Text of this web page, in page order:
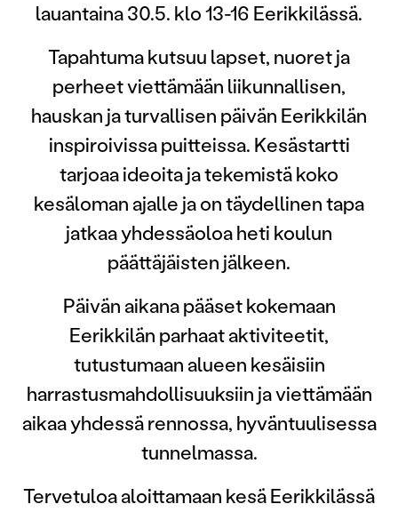
lauantaina 30.5. klo 13-16 Eerikkilässä.
Tapahtuma kutsuu lapset, nuoret ja
perheet viettämään liikunnallisen,
hauskan ja turvallisen päivän Eerikkilän
inspiroivissa puitteissa. Kesästartti
tarjoaa ideoita ja tekemistä koko
kesäloman ajalle ja on täydellinen tapa
jatkaa yhdessäoloa heti koulun
päättäjäisten jälkeen.
Päivän aikana pääset kokemaan
Eerikkilän parhaat aktiviteetit,
tutustumaan alueen kesäisiin
harrastusmahdollisuuksiin ja viettämään
aikaa yhdessä rennossa, hyväntuulisessa
tunnelmassa.
Tervetuloa aloittamaan kesä Eerikkilässä